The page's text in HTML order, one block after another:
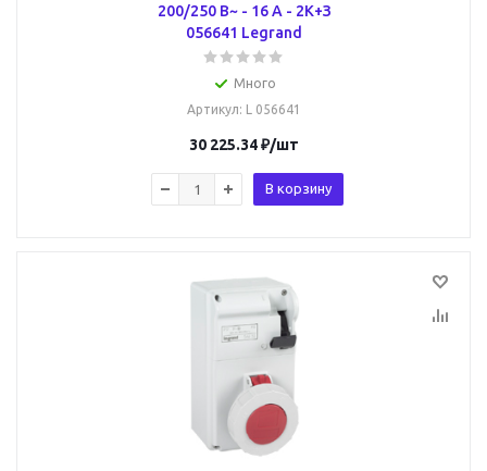
200/250 В~ - 16 A - 2К+З
056641 Legrand
Много
Артикул: L 056641
30 225.34₽/шт
В корзину